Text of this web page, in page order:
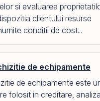
si evaluarea
clientului resurse
conditii de cost...
de echipamente
de echipamente este
folosit in creditare, analiza